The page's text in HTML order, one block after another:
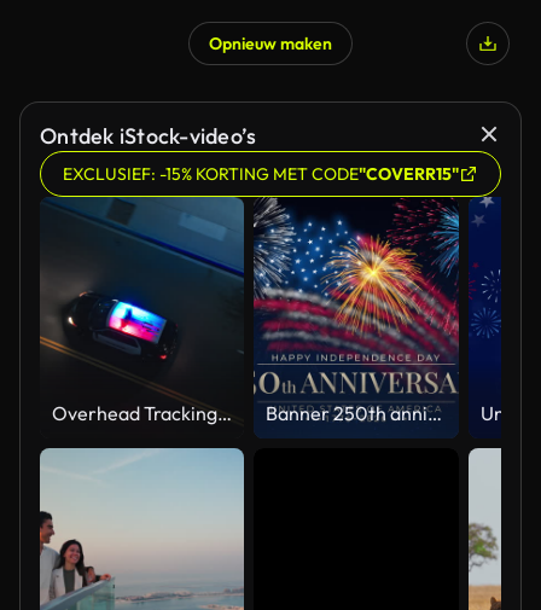
Opnieuw maken
Ontdek iStock-video’s
EXCLUSIEF: -15% KORTING MET CODE"COVERR15"
Overhead Tracking Drone Shot of a Police Car Driving on a City Street with Lights On at Night Banner 250th anniversary of the USA. 250 years of independence. 4th of july 2026 usa independence day, video greeting card. US flag fireworks on blue sky background. Fourth of july. 4k seamless loop